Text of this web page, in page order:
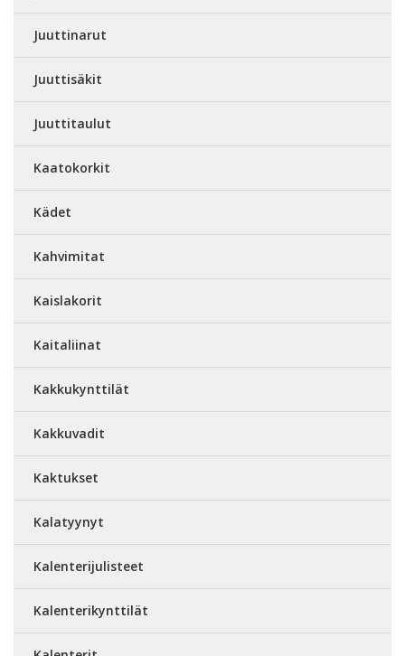
Juuttinarut
Juuttisäkit
Juuttitaulut
Kaatokorkit
Kädet
Kahvimitat
Kaislakorit
Kaitaliinat
Kakkukynttilät
Kakkuvadit
Kaktukset
Kalatyynyt
Kalenterijulisteet
Kalenterikynttilät